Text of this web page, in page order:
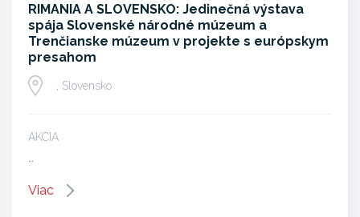
RIMANIA A SLOVENSKO: Jedinečná výstava
spája Slovenské národné múzeum a
Trenčianske múzeum v projekte s európskym
presahom
, Slovensko
AKCIA
Viac